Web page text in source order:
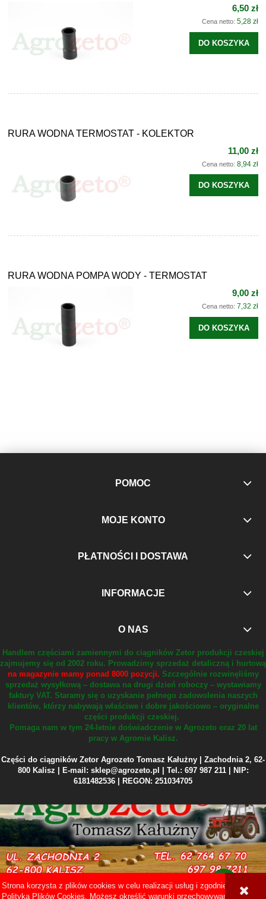
Strona korzysta z plików cookies w celu realizacji usług i zgodnie z
Polityką Plików Cookies. Możesz określić warunki przechowywania
6,50 zł
Cena netto: 5,28 zł
DO KOSZYKA
RURA WODNA TERMOSTAT - KOLEKTOR
11,00 zł
Cena netto: 8,94 zł
DO KOSZYKA
RURA WODNA POMPA WODY - TERMOSTAT
9,00 zł
Cena netto: 7,32 zł
DO KOSZYKA
POMOC
MOJE KONTO
PŁATNOŚCI I DOSTAWA
INFORMACJE
O NAS
Handlem częściami zamiennymi do ciągników Zetor produkcji czeskiej
zajmujemy się od 2002 roku. Prowadzimy sprzedaż detaliczną i hurtową
na magazynie mamy ponad 8000 pozycji. Szczególnie rozwinęliśmy
sprzedaż wysyłkową – dostawa na drugi dzień roboczy – wystawiamy
faktury VAT. Staramy się o uzyskanie pełnego zadowolenia naszych
klientów, którzy nabywają właściwe i dobre jakościowo – oryginalne
części produkcji czeskiej.
Pomaga nam w tym 24-letnie doświadczenie w Agrozeto oraz 20 lat
pracy w Agromie Kalisz.
Części do ciągników Zetor Agrozeto Tomasz Kałużny | Zachodnia 2, 62-
800 Kalisz | E-mail: sklep@agrozeto.pl | Tel.: 697 987 211 | NIP:
6181482536 | REGON: 251034705
Sklep internetowy Shoper Premium